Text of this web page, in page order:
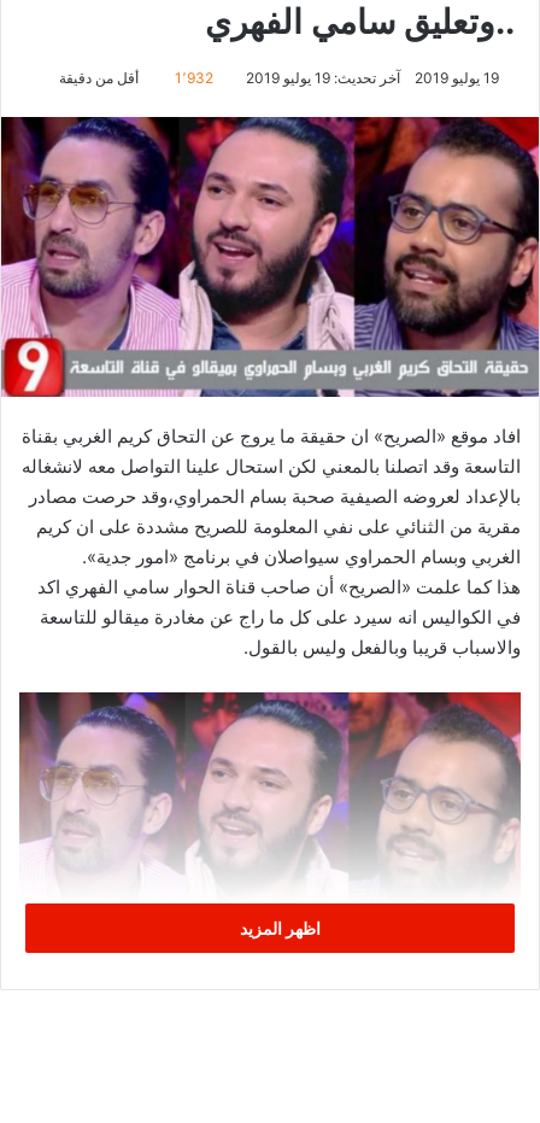
..وتعليق سامي الفهري
19 يوليو 2019 آخر تحديث: 19 يوليو 2019 1٬932 أقل من دقيقة
افاد موقع «الصريح» ان حقيقة ما يروج عن التحاق كريم الغربي بقناة
التاسعة وقد اتصلنا بالمعني لكن استحال علينا التواصل معه لانشغاله
بالإعداد لعروضه الصيفية صحبة بسام الحمراوي،وقد حرصت مصادر
مقرية من الثنائي على نفي المعلومة للصريح مشددة على ان كريم
الغربي وبسام الحمراوي سيواصلان في برنامج «امور جدية».
هذا كما علمت «الصريح» أن صاحب قناة الحوار سامي الفهري اكد
في الكواليس انه سيرد على كل ما راج عن مغادرة ميقالو للتاسعة
والاسباب قريبا وبالفعل وليس بالقول.
اظهر المزيد